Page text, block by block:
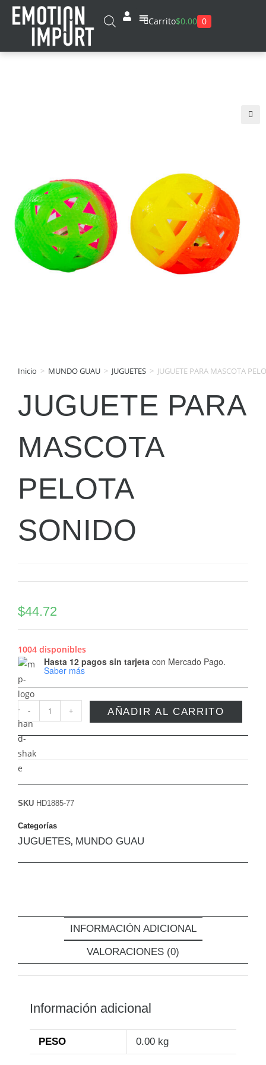
Carrito$0.00 0
Inicio > MUNDO GUAU > JUGUETES > JUGUETE PARA MASCOTA
JUGUETE PARA
MASCOTA
PELOTA
SONIDO
$44.72
1004 disponibles
Hasta 12 pagos sin tarjeta con Mercado Pago.
Saber más
- + AÑADIR AL CARRITO
SKU HD1885-77
Categorías
JUGUETES, MUNDO GUAU
INFORMACIÓN ADICIONAL
VALORACIONES (0)
Información adicional
PESO 0.00 kg